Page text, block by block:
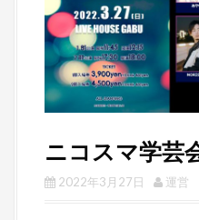
ニコスマ学芸
2022年3月27日 運営